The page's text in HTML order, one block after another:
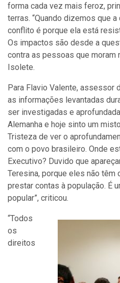
forma cada vez mais feroz,
terras. “Quando dizemos que
conflito é porque ela está
Os impactos são desde a
contra as pessoas que moram
Isolete.
Para Flavio Valente, assessor
as informações levantadas
ser investigadas e
Alemanha e hoje sinto um
Tristeza de ver o
com o povo brasileiro. Onde
Executivo? Duvido que
Teresina, porque eles não têm
prestar contas à população. É
popular”, criticou.
“Todos
os
direitos